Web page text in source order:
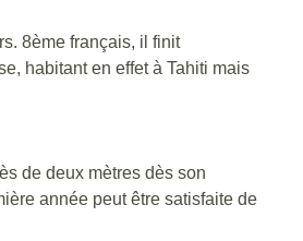
8ème français, il finit
habitant en effet à Tahiti mais
de deux mètres dès son
année peut être satisfaite de